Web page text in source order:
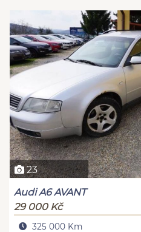
23
Audi A6 AVANT
29 000 Kč
325 000 Km